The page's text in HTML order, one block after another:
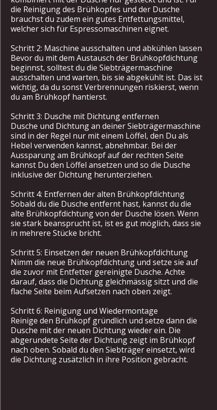
die Reinigung des Brühkopfes und der Dusche
brauchst du zudem ein gutes Entfettungsmittel,
welcher sich für Espressomaschinen eignet.
Schritt 2: Maschine ausschalten und abkühlen lassen
Bevor du mit dem Austausch der Brühkopfdichtung
beginnst, solltest du die Siebträgermaschine
ausschalten und warten, bis sie abgekühlt ist. Das ist
wichtig, da du sonst Verbrennungen riskierst, wenn
du am Brühkopf hantierst.
Schritt 3: Dusche mit Dichtung entfernen
Dusche und Dichtung an deiner Siebträgermaschine
sind in der Regel nur mit einem Löffel, den Du als
Hebel verwenden kannst, abnehmbar. Bei der
Aussparung am Brühkopf auf der rechten Seite
kannst Du den Löffel ansetzen und so die Dusche
inklusive der Dichtung herunterziehen.
Schritt 4: Entfernen der alten Brühkopfdichtung
Sobald du die Dusche entfernt hast, kannst du die
alte Brühkopfdichtung von der Dusche lösen. Wenn
sie stark beansprucht ist, ist es gut möglich, dass sie
in mehrere Stücke bricht.
Schritt 5: Einsetzen der neuen Brühkopfdichtung
Nimm die neue Brühkopfdichtung und setze sie auf
die zuvor mit Entfetter gereinigte Dusche. Achte
darauf, dass die Dichtung gleichmässig sitzt und die
flache Seite beim Aufsetzen nach oben zeigt.
Schritt 6: Reinigung und Wiedermontage
Reinige den Brühkopf gründlich und setze dann die
Dusche mit der neuen Dichtung wieder ein. Die
abgerundete Seite der Dichtung zeigt im Brühkopf
nach oben. Sobald du den Siebträger einsetzt, wird
die Dichtung zusätzlich in ihre Position gebracht.